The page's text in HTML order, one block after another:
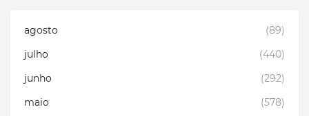
agosto
(89)
julho
(440)
junho
(292)
maio
(578)